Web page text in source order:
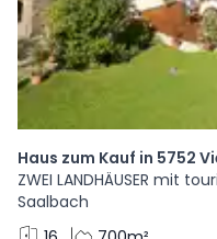
Haus zum Kauf in 5752
ZWEI LANDHÄUSER mit
Saalbach